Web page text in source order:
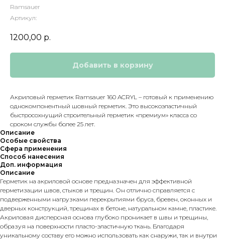
Ramsauer
Артикул:
1200,00 р.
Добавить в корзину
Акриловый герметик Ramsauer 160 ACRYL – готовый к применению
однокомпонентный шовный герметик. Это высокоэластичный
быстросохнущий строительный герметик «премиум» класса со
сроком службы более 25 лет.
Описание
Особые свойства
Сфера применения
Способ нанесения
Доп. информация
Описание
Герметик на акриловой основе предназначен для эффективной
герметизации швов, стыков и трещин. Он отлично справляется с
подверженными нагрузками перекрытиями бруса, бревен, оконных и
дверных конструкций, трещинах в бетоне, натуральном камне, пластике.
Акриловая дисперсная основа глубоко проникает в швы и трещины,
образуя на поверхности пласто-эластичную ткань. Благодаря
уникальному составу его можно использовать как снаружи, так и внутри